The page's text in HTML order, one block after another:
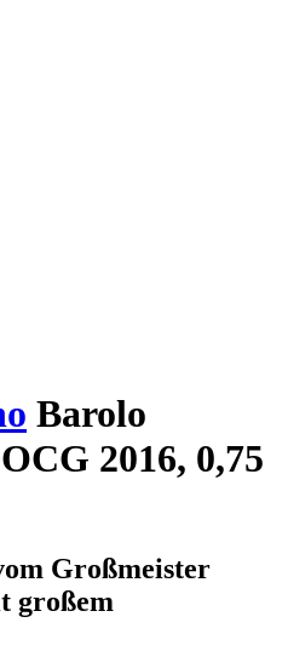
Barolo
2016, 0,75
Großmeister
großem